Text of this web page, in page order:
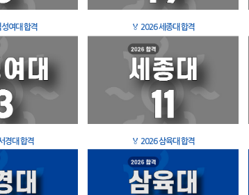
여대 합격 🏅 2026 세종대 합격
경대 합격 🏅 2026 삼육대 합격